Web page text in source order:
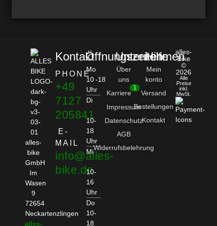
alles-
bike
GmbH
Im
Wasen
9
72654
Neckartenzlingen
alles-
Kontakt
PHONE
+49
7127
205841
E-
MAIL
info@alles-
bike.de
Öffnungszeiten
Mo
10 -18
Uhr
Di
10-
18
Uhr
Mi
10-
16
Uhr
Do
10-
18
Unternehmen
Über
uns
Karriere
1
Impressum
Datenschutz
AGB
Widerrufsbelehrung
Hilfe
Mein
konto
Versand
Bestellungen
Kontakt
alles-
Bike
©
2026
Alle
Preise
inkl.
MwSt.